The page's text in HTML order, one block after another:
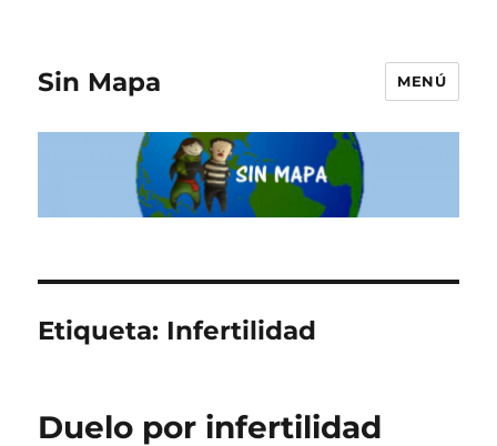
Sin Mapa MENÚ
Etiqueta: Infertilidad
Duelo por infertilidad